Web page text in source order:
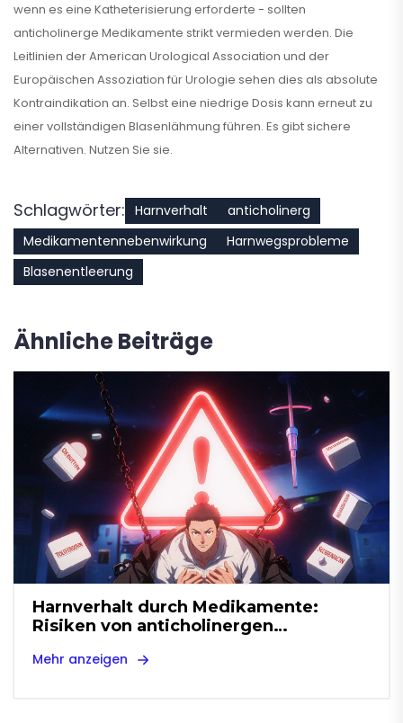
wenn es eine Katheterisierung erforderte - sollten
anticholinerge Medikamente strikt vermieden werden. Die
Leitlinien der American Urological Association und der
Europäischen Assoziation für Urologie sehen dies als absolute
Kontraindikation an. Selbst eine niedrige Dosis kann erneut zu
einer vollständigen Blasenlähmung führen. Es gibt sichere
Alternativen. Nutzen Sie sie.
Schlagwörter: Harnverhalt
anticholinerg
Medikamentennebenwirkung
Harnwegsprobleme
Blasenentleerung
Ähnliche Beiträge
Harnverhalt durch Medikamente:
Risiken von anticholinergen
Mehr anzeigen